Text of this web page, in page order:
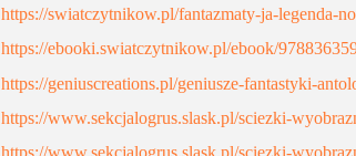
https://swiatczytnikow.pl/fantazmaty-ja-legenda-
https://ebooki.swiatczytnikow.pl/ebook/
https://geniuscreations.pl/geniusze-fantastyki-
https://www.sekcjalogrus.slask.pl/sciezki-